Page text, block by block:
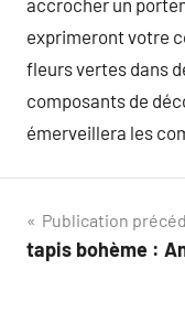
accrocher un
exprimeront votre
fleurs vertes dans
composants de
émerveillera les
Navigation
de
Publication
tapis bohème :